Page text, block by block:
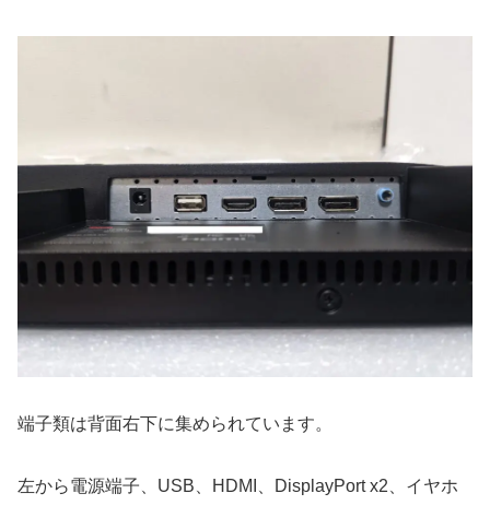
端子類は背面右下に集められています。
左から電源端子、USB、HDMI、DisplayPort x2、イヤホ